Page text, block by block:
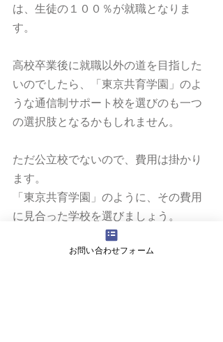
は、生徒の１００％が就職となりま
す。
高校卒業後に就職以外の道を目指した
いのでしたら、「東京共育学園」のよ
うな通信制サポート校を選びのも一つ
の選択肢となるかもしれません。
ただ公立校でないので、費用は掛かり
ます。
「東京共育学園」のように、その費用
に見合った学校を選びましょう。
お子様の状況・目的に合った学校であ
ることは言うまでもありません。
お問い合わせフォーム